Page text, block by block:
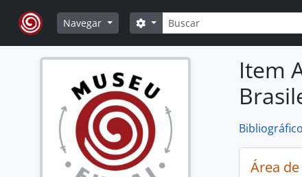
Skip to main content
Navegar
Buscar
Opções de busca
Item
Bibliográfico
Área